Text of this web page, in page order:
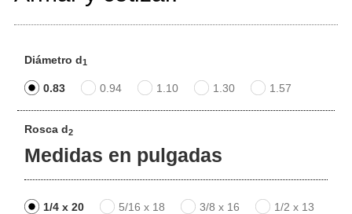
Diámetro d1
0.83 0.94 1.10 1.30 1.57
Rosca d2
Medidas en pulgadas
1/4 x 20 5/16 x 18 3/8 x 16 1/2 x 13